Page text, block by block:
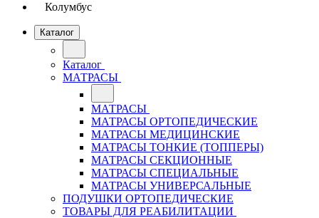
Колумбус
Каталог
Каталог
МАТРАСЫ
МАТРАСЫ
МАТРАСЫ ОРТОПЕДИЧЕСКИЕ
МАТРАСЫ МЕДИЦИНСКИЕ
МАТРАСЫ ТОНКИЕ (ТОППЕРЫ)
МАТРАСЫ СЕКЦИОННЫЕ
МАТРАСЫ СПЕЦИАЛЬНЫЕ
МАТРАСЫ УНИВЕРСАЛЬНЫЕ
ПОДУШКИ ОРТОПЕДИЧЕСКИЕ
ТОВАРЫ ДЛЯ РЕАБИЛИТАЦИИ